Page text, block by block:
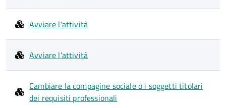
Avviare l'attività
Avviare l'attività
Cambiare la compagine sociale o i soggetti titolari
dei requisiti professionali